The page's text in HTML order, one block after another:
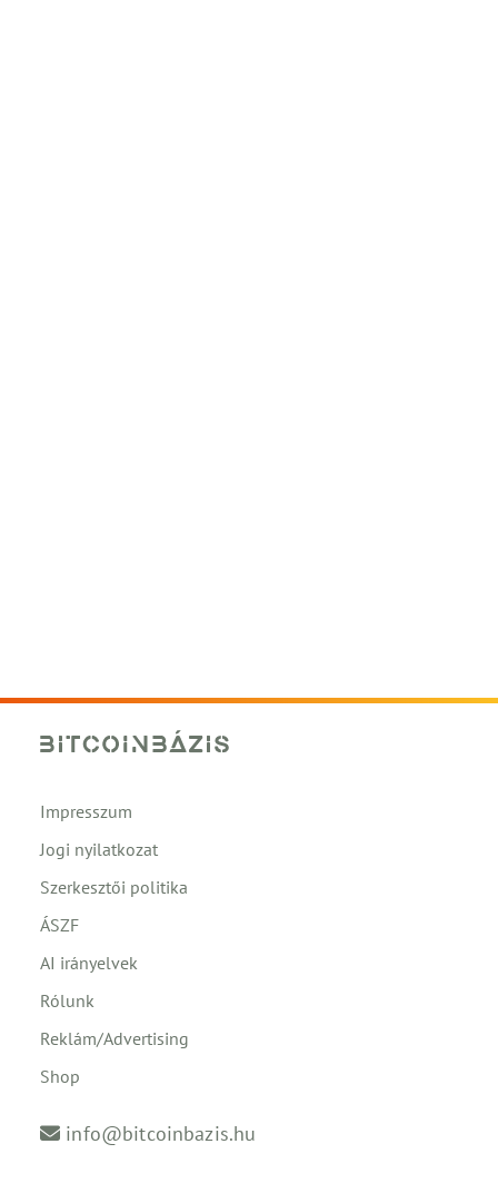
Impresszum
Jogi nyilatkozat
Szerkesztői politika
ÁSZF
AI irányelvek
Rólunk
Reklám/Advertising
Shop
info@bitcoinbazis.hu